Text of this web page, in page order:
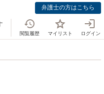
弁護士の方はこちら
閲覧履歴 マイリスト ログイン